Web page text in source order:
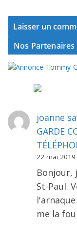
Nos Partenaires
joanne
GARDE
22 mai 2019
Bonjour,
St-Paul.
me la